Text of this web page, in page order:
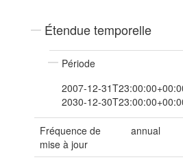
Étendue temporelle
Période
2007-12-
2030-12-
Fréquence de
mise à jour
annual